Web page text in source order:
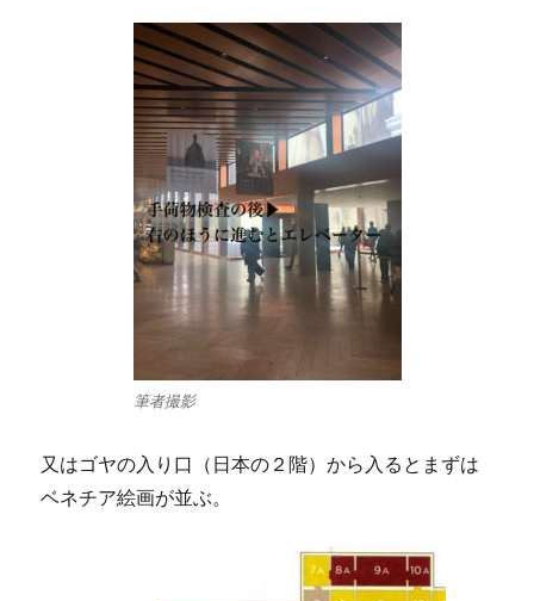
筆者撮影
又はゴヤの入り口（日本の２階）から入るとまずは
ベネチア絵画が並ぶ。